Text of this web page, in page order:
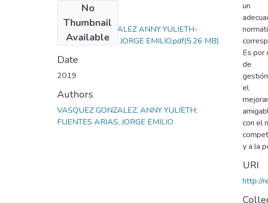
No
Thumbnail
Available
VASQUEZ GONZALEZ ANNY YULIETH-
FUENTES ARIAS JORGE EMILIO.pdf(5.26 MB)
Date
2019
Authors
VASQUEZ GONZALEZ, ANNY YULIETH;
FUENTES ARIAS, JORGE EMILIO
un
Es por
de
el
con el
y a la
URI
http://